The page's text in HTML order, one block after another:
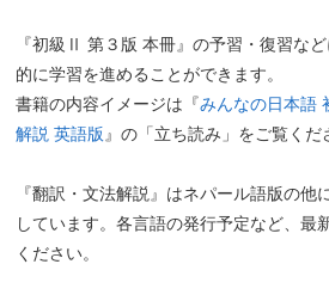
『初級Ⅱ 第３版 本冊』の予習・復習な
的に学習を進めることができます。
書籍の内容イメージは『みんなの日本語
解説 英語版 』の「立ち読み」をご覧くだ
『翻訳・文法解説』はネパール語版の他
しています。各言語の発行予定など、最
ください。